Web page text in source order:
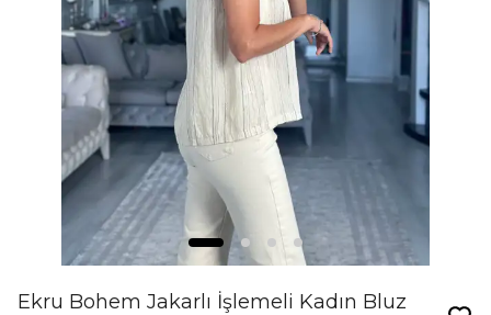
Ekru Bohem Jakarlı İşlemeli Kadın Bluz